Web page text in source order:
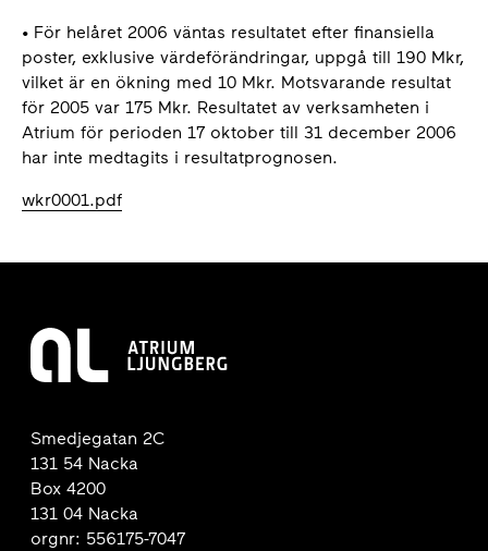
• För helåret 2006 väntas resultatet efter finansiella
poster, exklusive värdeförändringar, uppgå till 190 Mkr,
vilket är en ökning med 10 Mkr. Motsvarande resultat
för 2005 var 175 Mkr. Resultatet av verksamheten i
Atrium för perioden 17 oktober till 31 december 2006
har inte medtagits i resultatprognosen.
wkr0001.pdf
Smedjegatan 2C
131 54 Nacka
Box 4200
131 04 Nacka
orgnr: 556175-7047